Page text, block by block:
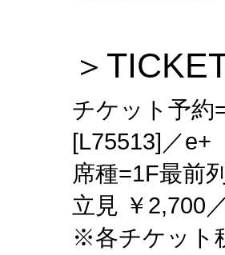
＞
チケット予約
[L75513]／e+
席種=1F最前
立見 ￥2,700
※各チケット